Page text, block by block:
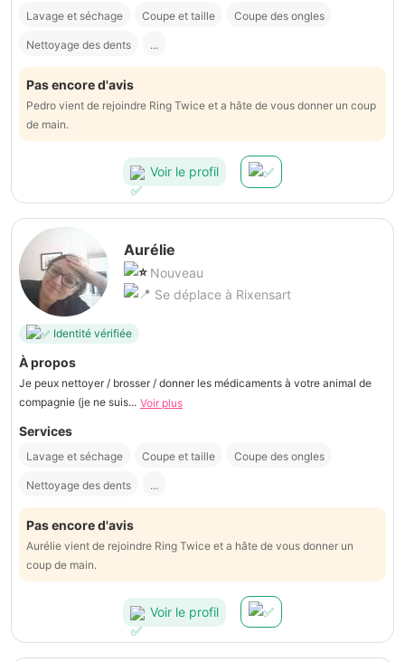
Lavage et séchage Coupe et taille Coupe des ongles
Nettoyage des dents ...
Pas encore d'avis
Pedro vient de rejoindre Ring Twice et a hâte de vous donner un coup
de main.
Voir le profil
Aurélie
Nouveau
Se déplace à Rixensart
Identité vérifiée
À propos
Je peux nettoyer / brosser / donner les médicaments à votre animal de
compagnie (je ne suis... Voir plus
Services
Lavage et séchage Coupe et taille Coupe des ongles
Nettoyage des dents ...
Pas encore d'avis
Aurélie vient de rejoindre Ring Twice et a hâte de vous donner un
coup de main.
Voir le profil